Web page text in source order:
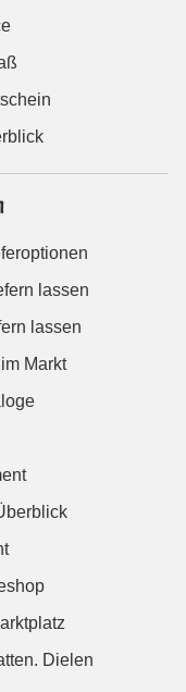
lassen
lassen
Markt
Dielen